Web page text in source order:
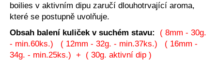
boilies v aktivním dipu zaručí dlouhotrvající aroma,
které se postupně uvolňuje.
Obsah balení kuliček v suchém stavu: ( 8mm - 30g.
- min.60ks.) ( 12mm - 32g. - min.37ks.) ( 16mm -
34g. - min.25ks.) + ( 30g. aktivní dip )
D
o
p